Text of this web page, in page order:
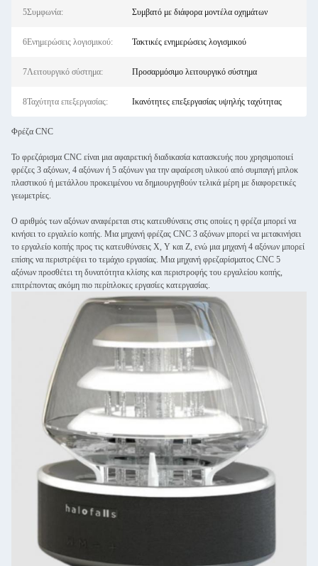
5Συμφωνία: Συμβατό με διάφορα μοντέλα οχημάτων
6Ενημερώσεις λογισμικού: Τακτικές ενημερώσεις λογισμικού
7Λειτουργικό σύστημα: Προσαρμόσιμο λειτουργικό σύστημα
8Ταχύτητα επεξεργασίας: Ικανότητες επεξεργασίας υψηλής ταχύτητας
Φρέζα CNC
Το φρεζάρισμα CNC είναι μια αφαιρετική διαδικασία κατασκευής που χρησιμοποιεί
φρέζες 3 αξόνων, 4 αξόνων ή 5 αξόνων για την αφαίρεση υλικού από συμπαγή μπλοκ
πλαστικού ή μετάλλου προκειμένου να δημιουργηθούν τελικά μέρη με διαφορετικές
γεωμετρίες.
Ο αριθμός των αξόνων αναφέρεται στις κατευθύνσεις στις οποίες η φρέζα μπορεί να
κινήσει το εργαλείο κοπής. Μια μηχανή φρέζας CNC 3 αξόνων μπορεί να μετακινήσει
το εργαλείο κοπής προς τις κατευθύνσεις X, Y και Z, ενώ μια μηχανή 4 αξόνων μπορεί
επίσης να περιστρέψει το τεμάχιο εργασίας. Μια μηχανή φρεζαρίσματος CNC 5
αξόνων προσθέτει τη δυνατότητα κλίσης και περιστροφής του εργαλείου κοπής,
επιτρέποντας ακόμη πιο περίπλοκες εργασίες κατεργασίας.